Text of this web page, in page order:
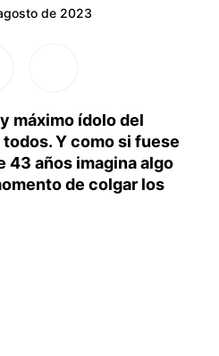
de 2023
máximo ídolo del
Y como si fuese
43 años imagina algo
de colgar los